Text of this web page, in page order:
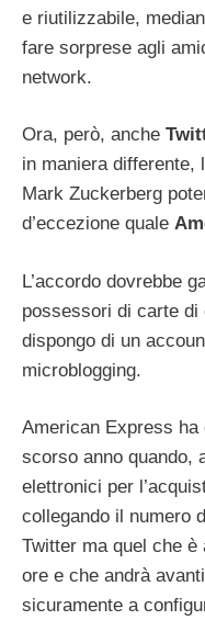
e riutilizzabile,
fare sorprese agli
network.
Ora, però, anche
in maniera differente,
Mark Zuckerberg
d’eccezione quale
L’accordo dovrebbe
possessori di carte di
dispongo di un
microblogging.
American Express
scorso anno quando,
elettronici per
collegando il numero
Twitter ma quel che
ore e che andrà
sicuramente a